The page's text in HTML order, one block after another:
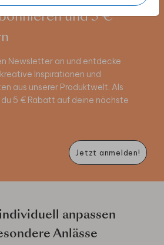
und 5 €
Newsletter an und entdecke
Inspirationen und
aus unserer Produktwelt. Als
5 € Rabatt auf deine nächste
Jetzt anmelden!
anpassen
Anlässe